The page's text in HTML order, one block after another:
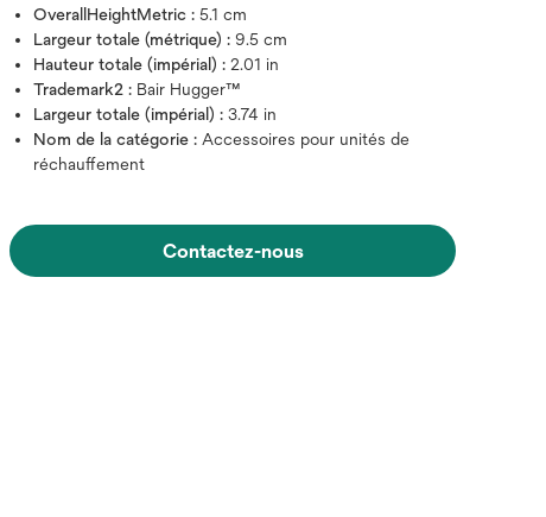
OverallHeightMetric :5.1 cm
Largeur totale (métrique) : 9.5 cm
Hauteur totale (impérial) :2.01 in
Trademark2 : Bair Hugger™
Largeur totale (impérial) :3.74 in
Nom de la catégorie : Accessoires pour unités de
réchauffement
Contactez-nous